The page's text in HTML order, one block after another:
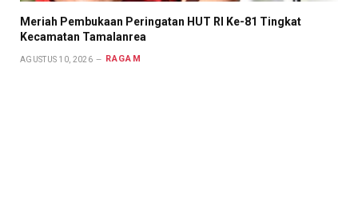
Meriah Pembukaan Peringatan HUT RI Ke-81 Tingkat
Kecamatan Tamalanrea
AGUSTUS 10, 2026 RAGAM